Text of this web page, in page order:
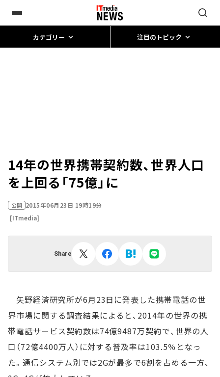
カテゴリー 注目のトピック
14年の世界携帯契約数、世界人口
を上回る「75億」に
公開 2015年06月23日 19時19分
[ITmedia]
Share
矢野経済研究所が6月23日に発表した携帯電話の世
界市場に関する調査結果によると、2014年の世界の携
帯電話サービス契約数は74億9487万契約で、世界の人
口（72億4400万人）に対する普及率は103.5％となっ
た。通信システム別では2Gが最多で6割を占める一方、